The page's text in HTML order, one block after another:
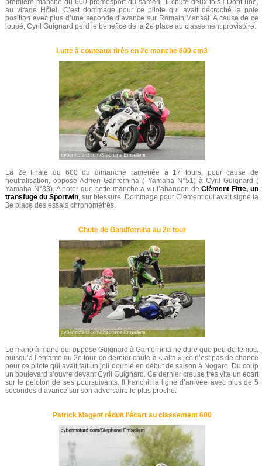
première manche du 600 promosport du samedi, il chute deux fois ! Dont une,
au virage Hôtel. C’est dommage pour ce pilote qui avait décroché la pole
position avec plus d’une seconde d’avance sur Romain Mansat. A cause de ce
loupé, Cyril Guignard perd le bénéfice de la 2e place au classement provisoire.
Lutte à couteaux tirés en 2e manche 600 cm3
La 2e finale du 600 du dimanche ramenée à 17 tours, pour cause de
neutralisation, oppose Adrien Ganfornina ( Yamaha N°51) à Cyril Guignard (
Yamaha N°33). A noter que cette manche a vu l’abandon deClément Fitte, un
transfuge du Sportwin, sur blessure. Dommage pour Clément qui avait signé la
3e place des essais chronométrés.
Chute de Gandfornina au 2e tour
Le mano à mano qui oppose Guignard à Ganfornina ne dure que peu de temps,
puisqu’à l’entame du 2e tour, ce dernier chute à « alfa ». ce n’est pas de chance
pour ce pilote qui avait fait un joli doublé en début de saison à Nogaro. Du coup
un boulevard s’ouvre devant Cyril Guignard. Ce dernier creuse très vite un écart
sur le peloton de ses poursuivants. Il franchit la ligne d’arrivée avec plus de 5
secondes d’avance sur son adversaire le plus proche.
Patrick Mageot réduit l’écart au classement 600